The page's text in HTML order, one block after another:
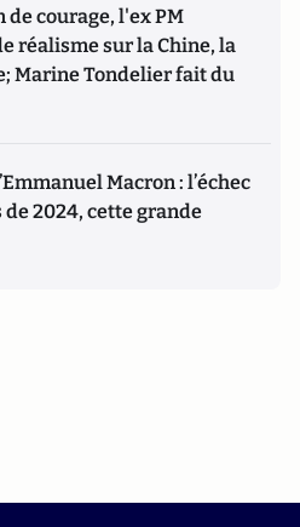
de courage, l'ex PM
réalisme sur la Chine, la
Marine Tondelier fait du
Macron : l’échec
2024, cette grande